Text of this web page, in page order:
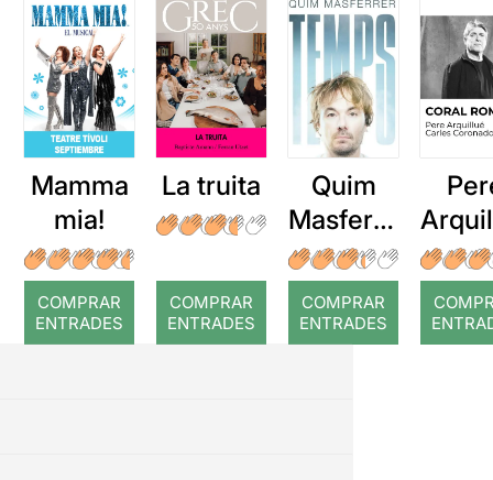
Mamma
mia!
COMPRAR
ENTRADES
La truita
COMPRAR
ENTRADES
Quim
Masferre
r: Temps
COMPRAR
ENTRADES
: